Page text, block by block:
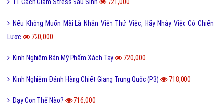
11 Cách Giảm Stress Sau Sinh 721,000
Nếu Không Muốn Mãi Là Nhân Viên Thử Việc, Hãy Nhảy Việc Có Chiến
Lược
720,000
Kinh Nghiệm Bán Mỹ Phẩm Xách Tay 720,000
Kinh Nghiệm Đánh Hàng Chiết Giang Trung Quốc (P3) 718,000
Dạy Con Thế Nào? 716,000